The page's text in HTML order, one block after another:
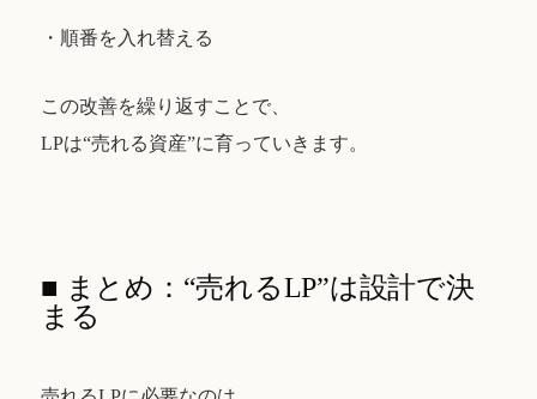
・順番を入れ替える
この改善を繰り返すことで、
LPは“売れる資産”に育っていきます。
■ まとめ：“売れるLP”は設計で決
まる